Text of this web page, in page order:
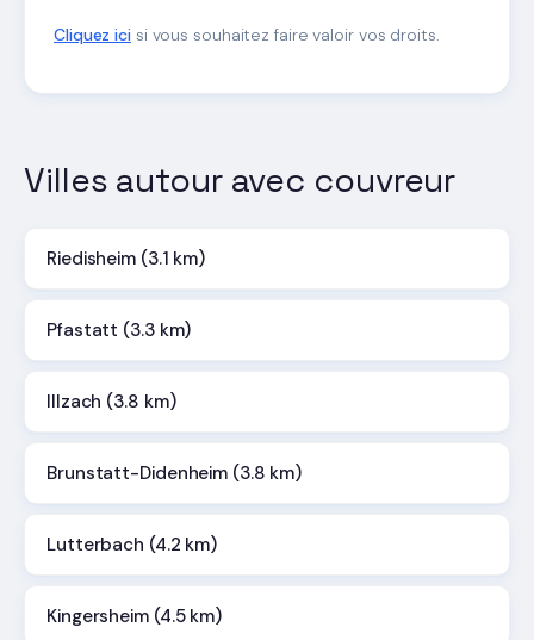
Cliquez icisi vous souhaitez faire valoir vos droits.
Villes autour avec couvreur
Riedisheim (3.1 km)
Pfastatt (3.3 km)
Illzach (3.8 km)
Brunstatt-Didenheim (3.8 km)
Lutterbach (4.2 km)
Kingersheim (4.5 km)